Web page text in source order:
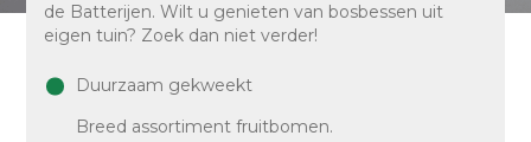
de Batterijen. Wilt u genieten van bosbessen uit
eigen tuin? Zoek dan niet verder!
Duurzaam gekweekt
Breed assortiment fruitbomen.